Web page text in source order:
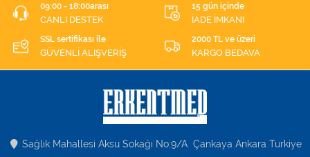
09:00 - 18:00arası
CANLI DESTEK
15 gün içinde
İADE İMKANI
SSL sertifikası ile
GÜVENLİ ALIŞVERİŞ
2000 TL ve üzeri
KARGO BEDAVA
Sağlık Mahallesi Aksu Sokağı No:9/A Çankaya Ankara Turkiye